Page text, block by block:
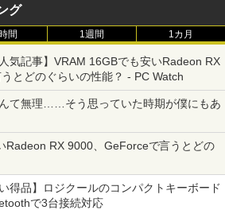
グ
間 1週間 1カ月
気記事】VRAM 16GBでも安いRadeon RX
とどのぐらいの性能？ - PC Watch
て無理……そう思っていた時期が僕にもあ
Radeon RX 9000、GeForceで言うとどの
得品】ロジクールのコンパクトキーボード
で3台接続対応